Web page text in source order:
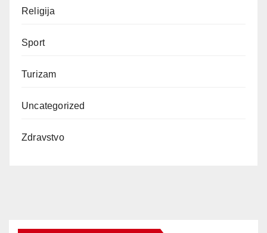
Religija
Sport
Turizam
Uncategorized
Zdravstvo